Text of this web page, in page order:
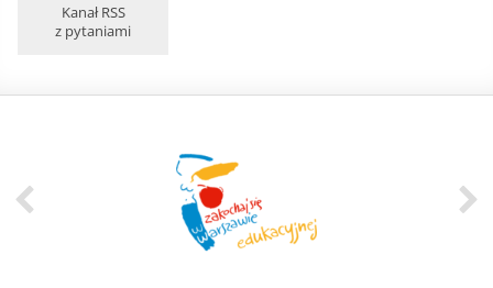
Kanał RSS
z pytaniami